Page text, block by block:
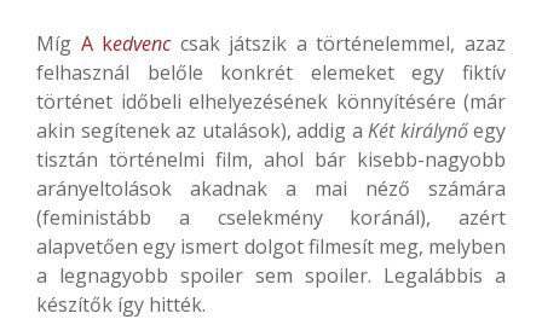
Míg A kedvenccsak játszik a történelemmel, azaz
felhasznál belőle konkrét elemeket egy fiktív
történet időbeli elhelyezésének könnyítésére (már
akin segítenek az utalások), addig a Két királynőegy
tisztán történelmi film, ahol bár kisebb-nagyobb
arányeltolások akadnak a mai néző számára
(feministább a cselekmény koránál), azért
alapvetően egy ismert dolgot filmesít meg, melyben
a legnagyobb spoiler sem spoiler. Legalábbis a
készítők így hitték.